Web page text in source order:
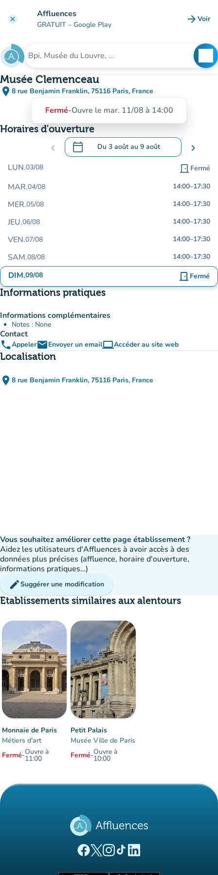
clear Affluences
GRATUIT – Google Play arrow_forward Voir
Rechercher un établissement
Musée Clemenceau
place 8 rue Benjamin Franklin, 75116 Paris, France
(ouvrir dans Google Maps)
(nouvel onglet)
Fermé-Ouvre le mar. 11/08 à 14:00
Horaires d'ouverture
chevron_left calendar_today Du 3 aoûtau 9 août
.Ouvrir le calendrier pour changer de
chevron_right
LUN.03/08 door_front Fermé
MAR.04/08 14:00–17:30
MER.05/08 14:00–17:30
JEU.06/08 14:00–17:30
VEN.07/08 14:00–17:30
SAM.08/08 14:00–17:30
DIM.09/08 door_front Fermé
Informations pratiques
Informations complémentaires
Notes : None
Contact
phoneAppeleremailEnvoyer un emailcomputerAccéder au site web
(nouvel onglet)
Localisation
place 8 rue Benjamin Franklin, 75116 Paris, France
(ouvrir dans Google Maps)
(nouvel onglet)
Vous souhaitez améliorer cette page établissement ?
Aidez les utilisateurs d'Affluences à avoir accès à des
données plus précises (affluence, horaire d'ouverture,
informations pratiques…)
editSuggérer une modification
Etablissements similaires aux alentours
Monnaie de Paris
Métiers d'art
Fermé-Ouvre à
11:00
Petit Palais
Musée Ville de Paris
Fermé-Ouvre à
10:00
(nouvel onglet)
(nouvel onglet)
(nouvel onglet)
(nouvel onglet)